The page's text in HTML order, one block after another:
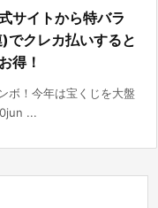
サイトから特バラ
クレカ払いすると
得！
ボ！今年は宝くじを大盤
...